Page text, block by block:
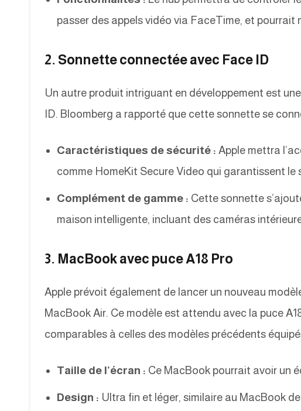
passer des appels vidéo via FaceTime, et pourrait
2. Sonnette connectée avec Face ID
Un autre produit intriguant en développement est
ID. Bloomberg a rapporté que cette sonnette se
Caractéristiques de sécurité : Apple mettra
comme HomeKit Secure Video qui garantissent le
Complément de gamme : Cette sonnette
maison intelligente, incluant des caméras
3. MacBook avec puce A18 Pro
Apple prévoit également de lancer un nouveau
MacBook Air. Ce modèle est attendu avec la puce
comparables à celles des modèles précédents
Taille de l’écran : Ce MacBook pourrait avoir un
Design : Ultra fin et léger, similaire au MacBook